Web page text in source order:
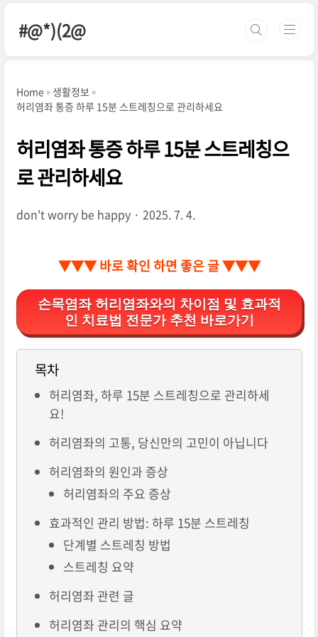
#@*)(2@
Home
생활정보
허리염좌 통증 하루 15분 스트레칭으로 관리하세요
허리염좌 통증 하루 15분 스트레칭으
로 관리하세요
don't worry be happy 2025. 7. 4.
▼▼▼ 바로 확인 하면 좋은 글 ▼▼▼
손목염좌 허리염좌와의 차이점 및 효과적
인 치료법 전문가 추천 바로가기
목차
허리염좌, 하루 15분 스트레칭으로 관리하세
요!
허리염좌의 고통, 당신만의 고민이 아닙니다
허리염좌의 원인과 증상
허리염좌의 주요 증상
효과적인 관리 방법: 하루 15분 스트레칭
단계별 스트레칭 방법
스트레칭 요약
허리염좌 관련 글
허리염좌 관리의 핵심 요약